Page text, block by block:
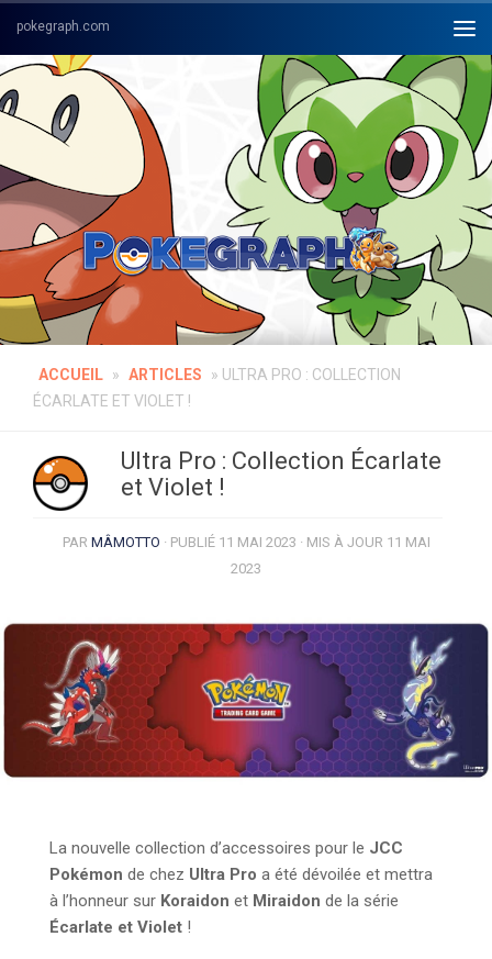
Skip to content
ACCUEIL » ARTICLES » ULTRA PRO : COLLECTION
ÉCARLATE ET VIOLET !
Ultra Pro : Collection Écarlate
et Violet !
PAR MÂMOTTO · PUBLIÉ 11 MAI 2023 · MIS À JOUR 11 MAI
2023
La nouvelle collection d’accessoires pour le JCC
Pokémon de chez Ultra Pro a été dévoilée et mettra
à l’honneur sur Koraidon et Miraidon de la série
Écarlate et Violet !